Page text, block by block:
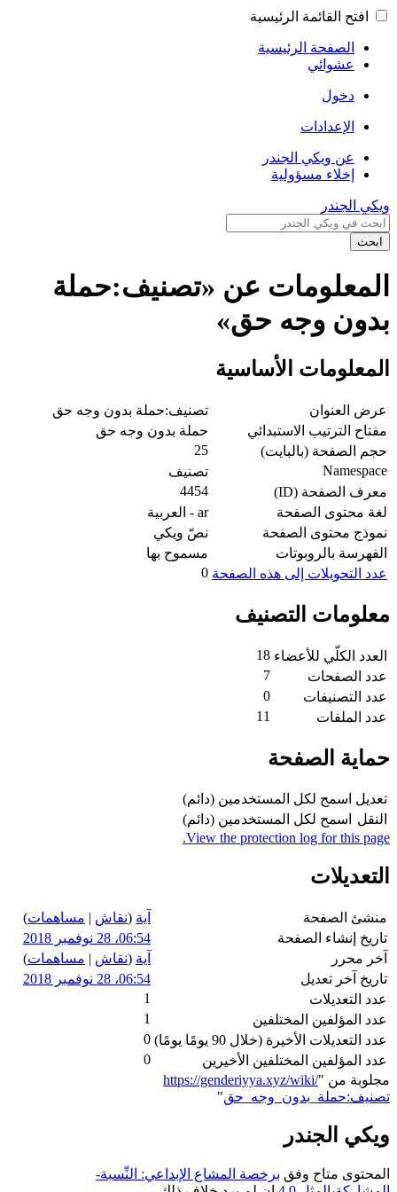
افتح القائمة الرئيسية
الصفحة الرئيسية
عشوائي
دخول
الإعدادات
عن ويكي الجندر
إخلاء مسؤولية
ويكي الجندر
ابحث
المعلومات عن «تصنيف:حملة
بدون وجه حق»
المعلومات الأساسية
عرض العنوان
تصنيف:حملة بدون وجه حق
مفتاح الترتيب الاستبدائي
حملة بدون وجه حق
حجم الصفحة (بالبايت)
25
Namespace
تصنيف
معرف الصفحة (ID)
4454
لغة محتوى الصفحة
ar - العربية
نموذج محتوى الصفحة
نصّ ويكي
الفهرسة بالروبوتات
مسموح بها
عدد التحويلات إلى هذه الصفحة 0
معلومات التصنيف
العدد الكلّي للأعضاء 18
عدد الصفحات
7
عدد التصنيفات
0
عدد الملفات
11
حماية الصفحة
تعديل اسمح لكل المستخدمين (دائم)
النقل
اسمح لكل المستخدمين (دائم)
View the protection log for this page.
التعديلات
منشئ الصفحة آية (نقاش | مساهمات)
تاريخ إنشاء الصفحة
06:54، 28 نوفمبر 2018
آخر محرر
آية (نقاش | مساهمات)
تاريخ آخر تعديل
06:54، 28 نوفمبر 2018
عدد التعديلات
1
عدد المؤلفين المختلفين
1
عدد التعديلات الأخيرة (خلال 90 يومًا يومًا)
0
عدد المؤلفين المختلفين الأخيرين
0
مجلوبة من "https://genderiyya.xyz/wiki/
تصنيف:حملة_بدون_وجه_حق"
ويكي الجندر
المحتوى متاح وفق برخصة المشاع الإبداعي: النِّسبة-